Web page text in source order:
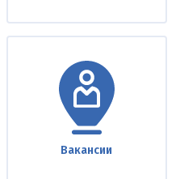
Вакансии